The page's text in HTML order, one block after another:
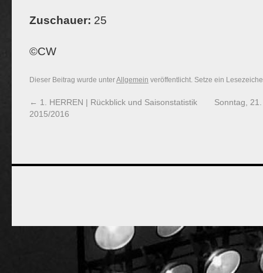
Zuschauer: 25
©CW
Dieser Beitrag wurde unterAllgemein veröffentlicht. Setze ein
← 1. HERREN | Rückblick und Saisonstatistik
2015/2016
Sonntag,